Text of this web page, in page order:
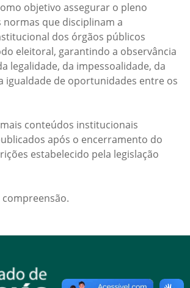
objetivo assegurar o pleno
que disciplinam a
dos órgãos públicos
eleitoral, garantindo a observância
legalidade, da impessoalidade, da
igualdade de oportunidades entre os
conteúdos institucionais
após o encerramento do
estabelecido pela legislação